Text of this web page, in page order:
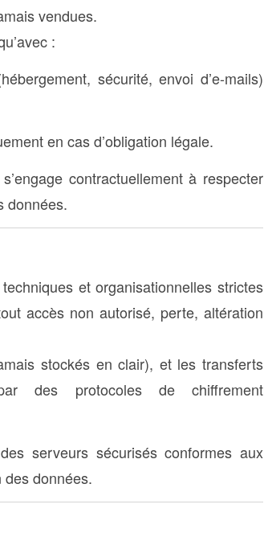
vendues.
:
sécurité, envoi d’e-mails)
en cas d’obligation légale.
contractuellement à respecter
données.
et organisationnelles strictes
accès non autorisé, perte, altération
stockés en clair), et les transferts
par des protocoles de chiffrement
serveurs sécurisés conformes aux
des données.